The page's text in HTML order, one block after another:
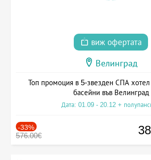
виж офертата
Велинград
Топ промоция в 5-звезден СПА
басейни във Велинград
Дата: 01.09 - 20.12 +
-33%
576.00€